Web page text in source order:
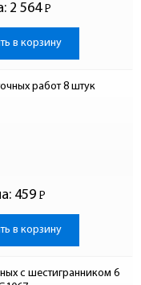
2 564 Р
-
в корзину
работ 8 штук
459 Р
-
в корзину
с шестигранником 6